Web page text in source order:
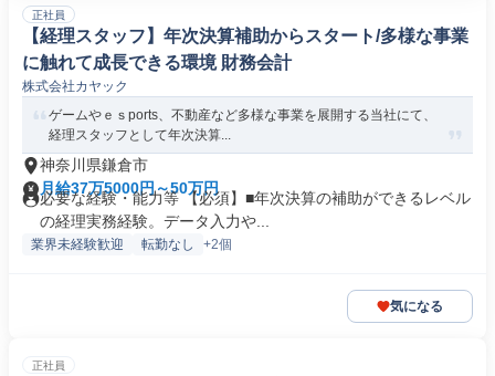
正社員
【経理スタッフ】年次決算補助からスタート/多様な事業
に触れて成長できる環境 財務会計
株式会社カヤック
ゲームやｅｓports、不動産など多様な事業を展開する当社にて、
経理スタッフとして年次決算...
神奈川県鎌倉市
月給37万5000円～50万円
必要な経験・能力等 【必須】■年次決算の補助ができるレベル
の経理実務経験。データ入力や...
業界未経験歓迎 転勤なし +2個
気になる
正社員